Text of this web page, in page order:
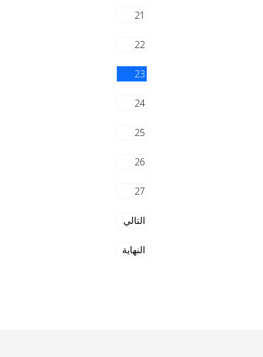
21
22
23
24
25
26
27
التالي
النهاية